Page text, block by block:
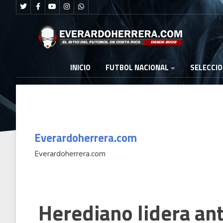
INICIO FUTBOL NACIONAL
Everardoherrera.com
Everardoherrera.com
Herediano lidera